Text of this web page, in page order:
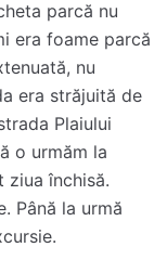
parcă nu
era foame parcă
nu
era străjuită de
Plaiului
o urmăm la
ziua închisă.
Până la urmă